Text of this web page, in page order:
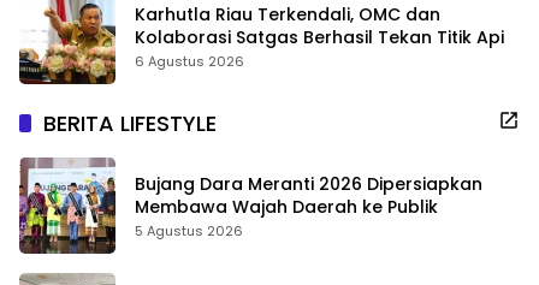
Karhutla Riau Terkendali, OMC dan
Kolaborasi Satgas Berhasil Tekan Titik Api
6 Agustus 2026
BERITA LIFESTYLE
Bujang Dara Meranti 2026 Dipersiapkan
Membawa Wajah Daerah ke Publik
5 Agustus 2026